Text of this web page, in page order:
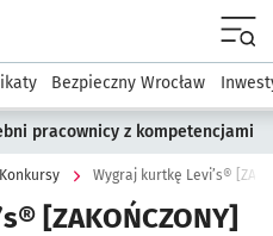
podserwis: Dla mieszkańca
Bezpieczny Wrocław
pracownicy z kompetencjami
Konkursy Wygraj kurtkę Levi’s®
[ZAKOŃCZONY]